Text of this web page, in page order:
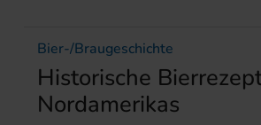
Bier-/Braugeschichte
Historische
Nordamerikas